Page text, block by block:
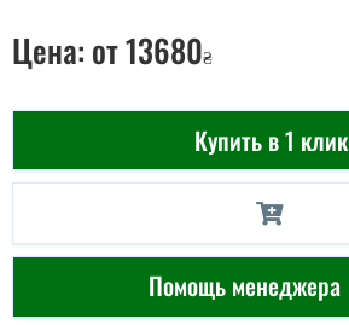
Цена: от 13680₴
Купить в 1 клик
Помощь менеджера